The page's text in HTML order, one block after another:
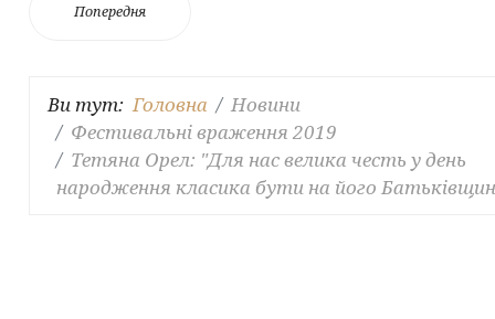
Попередня
Ви тут:Головна
Новини
Фестивальні враження 2019
Тетяна Орел: "Для нас велика честь у день
народження класика бути на його